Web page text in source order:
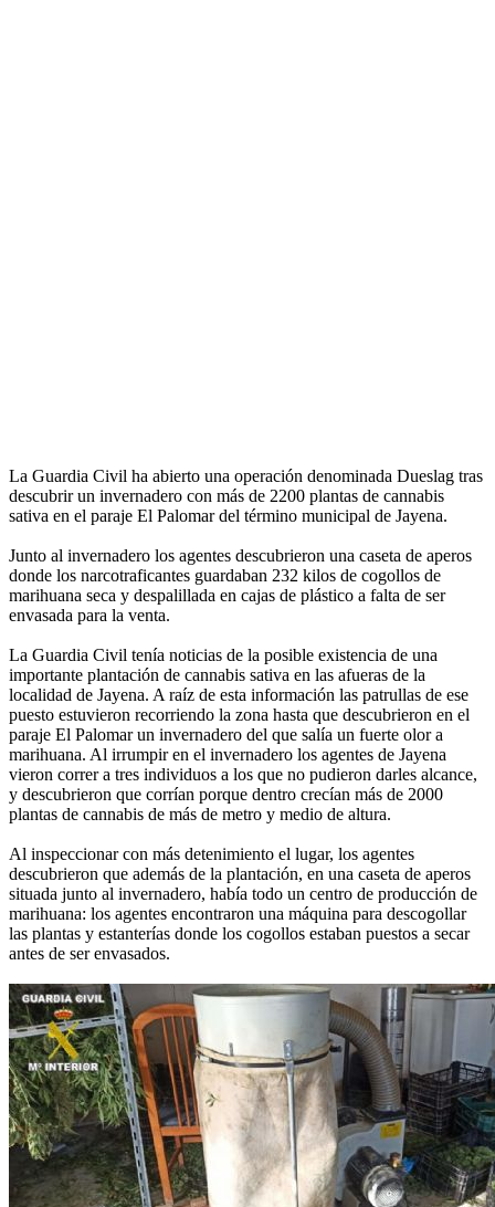
La Guardia Civil ha abierto una operación denominada Dueslag tras
descubrir un invernadero con más de 2200 plantas de cannabis
sativa en el paraje El Palomar del término municipal de Jayena.
Junto al invernadero los agentes descubrieron una caseta de aperos
donde los narcotraficantes guardaban 232 kilos de cogollos de
marihuana seca y despalillada en cajas de plástico a falta de ser
envasada para la venta.
La Guardia Civil tenía noticias de la posible existencia de una
importante plantación de cannabis sativa en las afueras de la
localidad de Jayena. A raíz de esta información las patrullas de ese
puesto estuvieron recorriendo la zona hasta que descubrieron en el
paraje El Palomar un invernadero del que salía un fuerte olor a
marihuana. Al irrumpir en el invernadero los agentes de Jayena
vieron correr a tres individuos a los que no pudieron darles alcance,
y descubrieron que corrían porque dentro crecían más de 2000
plantas de cannabis de más de metro y medio de altura.
Al inspeccionar con más detenimiento el lugar, los agentes
descubrieron que además de la plantación, en una caseta de aperos
situada junto al invernadero, había todo un centro de producción de
marihuana: los agentes encontraron una máquina para descogollar
las plantas y estanterías donde los cogollos estaban puestos a secar
antes de ser envasados.